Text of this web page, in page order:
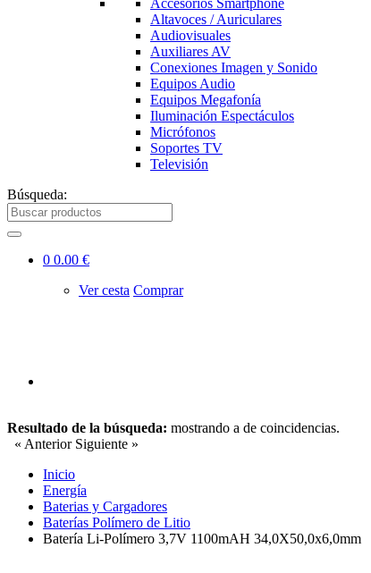
Accesorios Smartphone
Altavoces / Auriculares
Audiovisuales
Auxiliares AV
Conexiones Imagen y Sonido
Equipos Audio
Equipos Megafonía
Iluminación Espectáculos
Micrófonos
Soportes TV
Televisión
Búsqueda:
0 0.00 €
Ver cesta Comprar
Resultado de la búsqueda: mostrando a de coincidencias.
« Anterior Siguiente »
Inicio
Energía
Baterias y Cargadores
Baterías Polímero de Litio
Batería Li-Polímero 3,7V 1100mAH 34,0X50,0x6,0mm